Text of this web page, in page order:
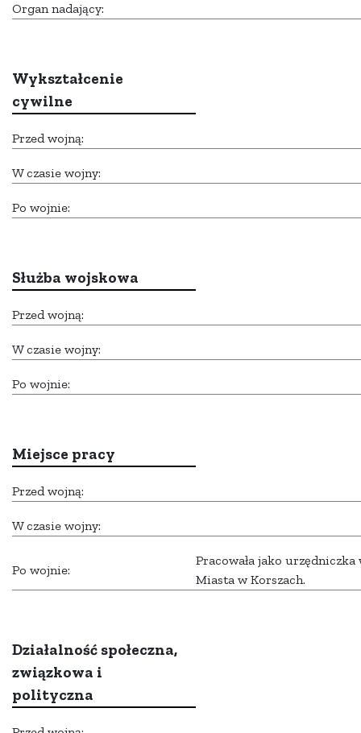
Organ nadający:
Wykształcenie
cywilne
Przed wojną:
W czasie wojny:
Po wojnie:
Służba wojskowa
Przed wojną:
W czasie wojny:
Po wojnie:
Miejsce pracy
Przed wojną:
W czasie wojny:
Po wojnie:
Pracowała jako urzędniczka
Miasta w Korszach.
Działalność społeczna,
związkowa i
polityczna